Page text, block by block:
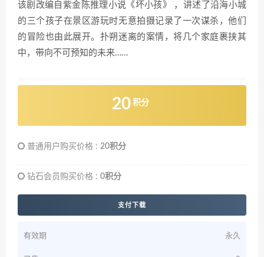
该剧改编自紫金陈推理小说《坏小孩》 ，讲述了沿海小城
的三个孩子在景区游玩时无意拍摄记录了一次谋杀，他们
的冒险也由此展开。扑朔迷离的案情，将几个家庭裹挟其
中，带向不可预知的未来……
20 积分
普通用户购买价格 : 20积分
钻石会员购买价格 : 0积分
支付下载
有效期 永久